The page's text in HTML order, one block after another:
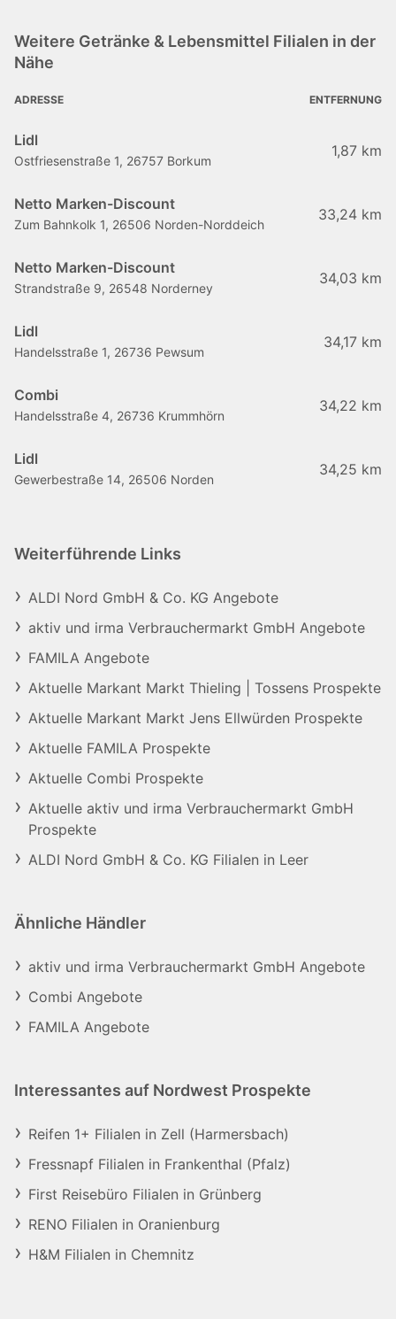
Weitere Getränke & Lebensmittel Filialen in der
Nähe
ADRESSE ENTFERNUNG
Lidl
Ostfriesenstraße 1, 26757 Borkum
1,87 km
Netto Marken-Discount
Zum Bahnkolk 1, 26506 Norden-Norddeich
33,24 km
Netto Marken-Discount
Strandstraße 9, 26548 Norderney
34,03 km
Lidl
Handelsstraße 1, 26736 Pewsum
34,17 km
Combi
Handelsstraße 4, 26736 Krummhörn
34,22 km
Lidl
Gewerbestraße 14, 26506 Norden
34,25 km
Weiterführende Links
ALDI Nord GmbH & Co. KG Angebote
aktiv und irma Verbrauchermarkt GmbH Angebote
FAMILA Angebote
Aktuelle Markant Markt Thieling | Tossens Prospekte
Aktuelle Markant Markt Jens Ellwürden Prospekte
Aktuelle FAMILA Prospekte
Aktuelle Combi Prospekte
Aktuelle aktiv und irma Verbrauchermarkt GmbH
Prospekte
ALDI Nord GmbH & Co. KG Filialen in Leer
Ähnliche Händler
aktiv und irma Verbrauchermarkt GmbH Angebote
Combi Angebote
FAMILA Angebote
Interessantes auf Nordwest Prospekte
Reifen 1+ Filialen in Zell (Harmersbach)
Fressnapf Filialen in Frankenthal (Pfalz)
First Reisebüro Filialen in Grünberg
RENO Filialen in Oranienburg
H&M Filialen in Chemnitz